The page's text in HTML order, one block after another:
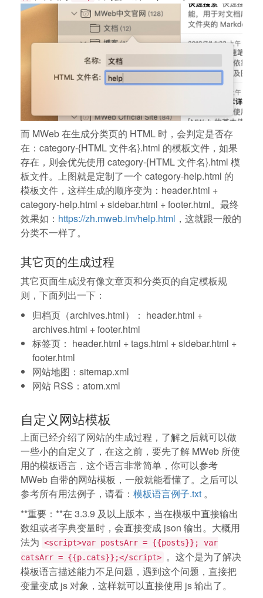
而 MWeb 在生成分类页的 HTML 时，会判定是否存
在：category-{HTML 文件名}.html 的模板文件，如果
存在，则会优先使用 category-{HTML 文件名}.html 模
板文件。上图就是定制了一个 category-help.html 的
模板文件，这样生成的顺序变为：header.html +
category-help.html + sidebar.html + footer.html。最终
效果如： https://zh.mweb.im/help.html ，这就跟一般的
分类不一样了。
其它页的生成过程
其它页面生成没有像文章页和分类页的自定模板规
则，下面列出一下：
归档页（archives.html）： header.html +
archives.html + footer.html
标签页： header.html + tags.html + sidebar.html +
footer.html
网站地图：sitemap.xml
网站 RSS：atom.xml
自定义网站模板
上面已经介绍了网站的生成过程，了解之后就可以做
一些小的自定义了，在这之前，要先了解 MWeb 所使
用的模板语言，这个语言非常简单，你可以参考
MWeb 自带的网站模板，一般就能看懂了。之后可以
参考所有用法例子，请看： 模板语言例子.txt 。
**重要：**在 3.3.9 及以上版本，当在模板中直接输出
数组或者字典变量时，会直接变成 json 输出。大概用
法为 <script>var postsArr = {{posts}}; var
catsArr = {{p.cats}};</script> 。这个是为了解决
模板语言描述能力不足问题，遇到这个问题，直接把
变量变成 js 对象，这样就可以直接使用 js 输出了。